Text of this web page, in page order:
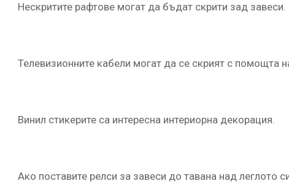
Нескритите рафтове могат да бъдат скрити зад завеси.
Телевизионните кабели могат да се скрият с помощта
Винил стикерите са интересна интериорна декорация.
Ако поставите релси за завеси до тавана над леглото